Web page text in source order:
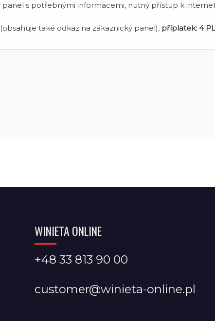
panel s potřebnými informacemi, nutný přístup k
také odkaz na zákaznický panel), příplatek: 4
WINIETA ONLINE
+48 33 813 90 00
customer@winieta-online.pl